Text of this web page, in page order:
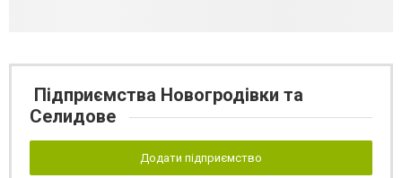
Підприємства Новогродівки та
Селидове
Додати підприємство